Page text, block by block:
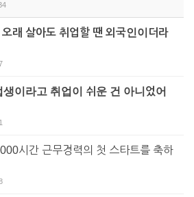
래 살아도 취업할 땐 외국인이더라
생이라고 취업이 쉬운 건 아니었어
시간 근무경력의 첫 스타트를 축하